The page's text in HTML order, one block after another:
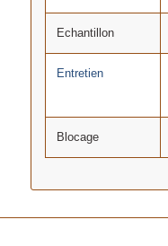
Echantillon
Entretien
Blocage